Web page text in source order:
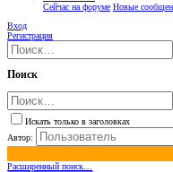
Сейчас на форуме Новые
Вход
Регистрация
Поиск
Искать только в заголовках
Автор:
Расширенный поиск…